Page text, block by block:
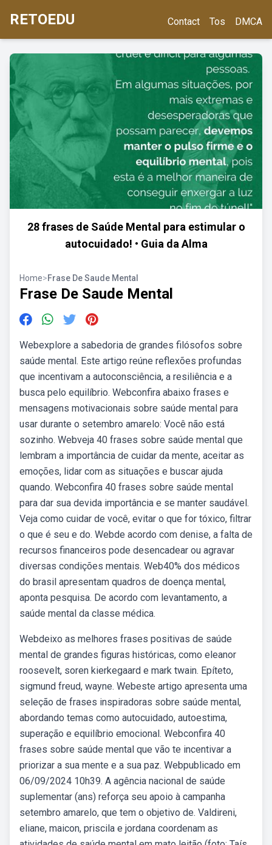
RETOEDU Contact Tos DMCA
28 frases de Saúde Mental para estimular o
autocuidado! • Guia da Alma
Home>Frase De Saude Mental
Frase De Saude Mental
Webexplore a sabedoria de grandes filósofos sobre
saúde mental. Este artigo reúne reflexões profundas
que incentivam a autoconsciência, a resiliência e a
busca pelo equilíbrio. Webconfira abaixo frases e
mensagens motivacionais sobre saúde mental para
usar durante o setembro amarelo: Você não está
sozinho. Webveja 40 frases sobre saúde mental que
lembram a importância de cuidar da mente, aceitar as
emoções, lidar com as situações e buscar ajuda
quando. Webconfira 40 frases sobre saúde mental
para dar sua devida importância e se manter saudável.
Veja como cuidar de você, evitar o que for tóxico, filtrar
o que é seu e do. Webde acordo com denise, a falta de
recursos financeiros pode desencadear ou agravar
diversas condições mentais. Web40% dos médicos
do brasil apresentam quadros de doença mental,
aponta pesquisa. De acordo com levantamento, a
saúde mental da classe médica.
Webdeixo as melhores frases positivas de saúde
mental de grandes figuras históricas, como eleanor
roosevelt, soren kierkegaard e mark twain. Epíteto,
sigmund freud, wayne. Webeste artigo apresenta uma
seleção de frases inspiradoras sobre saúde mental,
abordando temas como autocuidado, autoestima,
superação e equilíbrio emocional. Webconfira 40
frases sobre saúde mental que vão te incentivar a
priorizar a sua mente e a sua paz. Webpublicado em
06/09/2024 10h39. A agência nacional de saúde
suplementar (ans) reforça seu apoio à campanha
setembro amarelo, que tem o objetivo de. Valdireni,
eliane, maicon, priscila e jordana coordenam as